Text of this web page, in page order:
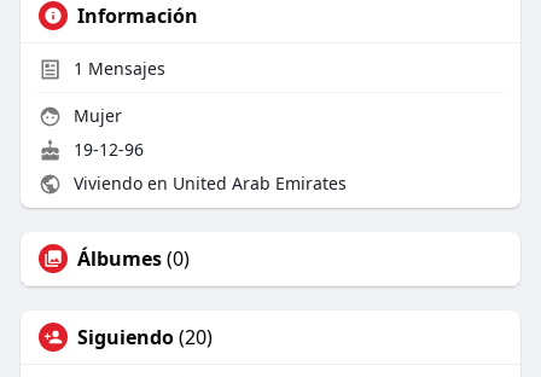
Información
1 Mensajes
Mujer
19-12-96
Viviendo en United Arab Emirates
Álbumes(0)
Siguiendo(20)